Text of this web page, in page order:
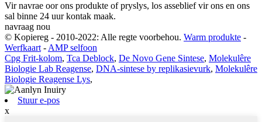
Vir navrae oor ons produkte of pryslys, los asseblief vir ons en ons
sal binne 24 uur kontak maak.
navraag nou
© Kopiereg - 2010-2022: Alle regte voorbehou. Warm produkte -
Werfkaart - AMP selfoon
Cpg Frit-kolom, Tca Deblock, De Novo Gene Sintese, Molekulêre
Biologie Lab Reagense, DNA-sintese by replikasievurk, Molekulêre
Biologie Reagense Lys,
Stuur e-pos
x